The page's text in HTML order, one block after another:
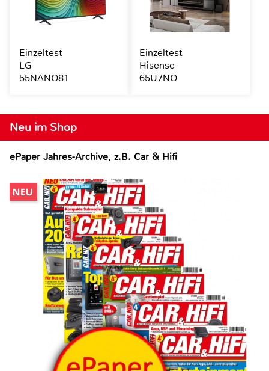
Neu im Shop
ePaper Jahres-Archive, z.B. Car & Hifi
Einzeltest
LG
55NANO81
Einzeltest
Hisense
65U7NQ